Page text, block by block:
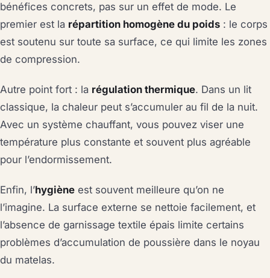
bénéfices concrets, pas sur un effet de mode. Le
premier est la répartition homogène du poids : le corps
est soutenu sur toute sa surface, ce qui limite les zones
de compression.
Autre point fort : la régulation thermique. Dans un lit
classique, la chaleur peut s’accumuler au fil de la nuit.
Avec un système chauffant, vous pouvez viser une
température plus constante et souvent plus agréable
pour l’endormissement.
Enfin, l’hygiène est souvent meilleure qu’on ne
l’imagine. La surface externe se nettoie facilement, et
l’absence de garnissage textile épais limite certains
problèmes d’accumulation de poussière dans le noyau
du matelas.